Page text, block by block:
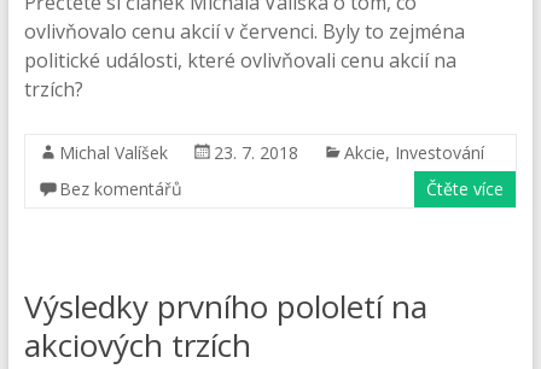
ovlivňovalo cenu akcií v červenci. Byly to zejména
politické události, které ovlivňovali cenu akcií na
trzích?
Michal Valíšek 23. 7. 2018 Akcie, Investování
Bez komentářů
Čtěte více
Výsledky prvního pololetí na
akciových trzích